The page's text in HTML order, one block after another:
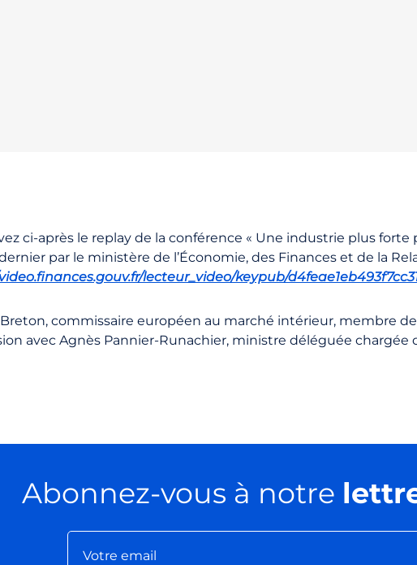
ci-après le replay de la conférence « Une industrie plus
par le ministère de l’Économie, des Finances et de la
lecteur_video/keypub/
commissaire européen au marché intérieur, membre
avec Agnès Pannier-Runachier, ministre déléguée chargée
Abonnez-vous à notre